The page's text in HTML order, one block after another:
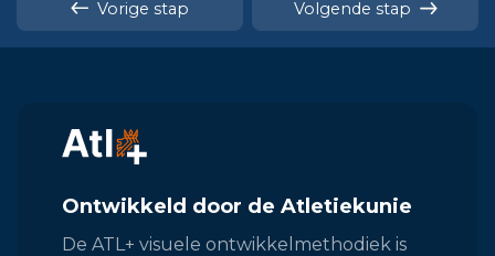
Vorige stap Volgende stap
Ontwikkeld door de Atletiekunie
De ATL+ visuele ontwikkelmethodiek is